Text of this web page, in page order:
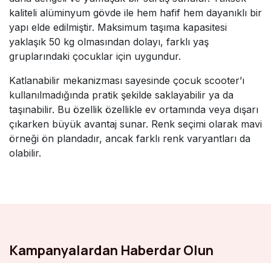
kaliteli alüminyum gövde ile hem hafif hem dayanıklı bir
yapı elde edilmiştir. Maksimum taşıma kapasitesi
yaklaşık 50 kg olmasından dolayı, farklı yaş
gruplarındaki çocuklar için uygundur.
Katlanabilir mekanizması sayesinde çocuk scooter’ı
kullanılmadığında pratik şekilde saklayabilir ya da
taşınabilir. Bu özellik özellikle ev ortamında veya dışarı
çıkarken büyük avantaj sunar. Renk seçimi olarak mavi
örneği ön plandadır, ancak farklı renk varyantları da
olabilir.
Kampanyalardan Haberdar Olun